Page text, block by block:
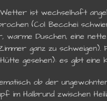
ist wechselhaft
(Col Becchei
warme Duschen, eine
ganz zu
gesehen): es gibt eine
ob der
im Halbrund zwischen